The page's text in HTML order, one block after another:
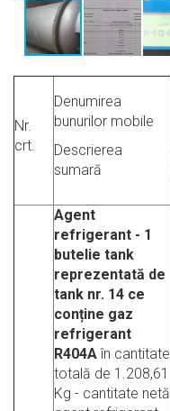
Nr.
crt.
Denumirea
bunurilor mobile
Descrierea
sumară
Agent
refrigerant - 1
butelie tank
reprezentată de
tank nr. 14 ce
conține gaz
refrigerant
R404Aîn cantitate
totală de 1.208,61
Kg - cantitate netă